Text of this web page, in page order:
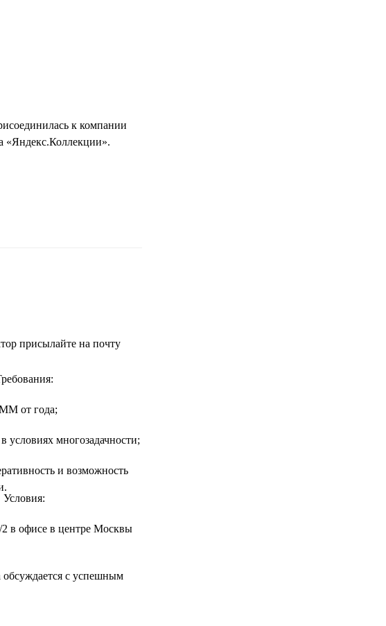
к компании
«Яндекс.Коллекции».
присылайте на почту
от года;
условиях многозадачности;
и возможность
Условия:
в офисе в центре Москвы
обсуждается с успешным